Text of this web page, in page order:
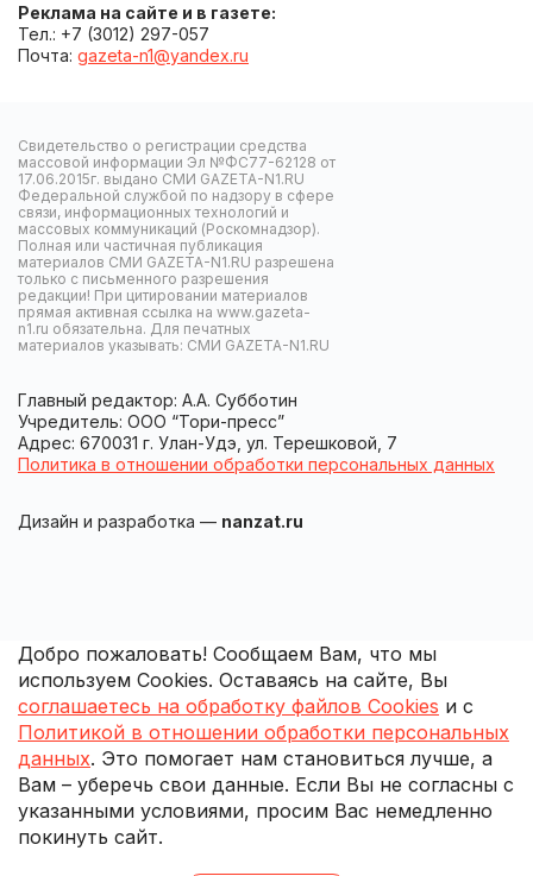
Реклама на сайте и в газете:
Тел.: +7 (3012) 297-057
Почта: gazeta-n1@yandex.ru
Свидетельство о регистрации средства
массовой информации Эл №ФС77-62128 от
17.06.2015г. выдано СМИ GAZETA-N1.RU
Федеральной службой по надзору в сфере
связи, информационных технологий и
массовых коммуникаций (Роскомнадзор).
Полная или частичная публикация
материалов СМИ GAZETA-N1.RU разрешена
только с письменного разрешения
редакции! При цитировании материалов
прямая активная ссылка на www.gazeta-
n1.ru обязательна. Для печатных
материалов указывать: СМИ GAZETA-N1.RU
Главный редактор: А.А. Субботин
Учредитель: ООО “Тори-пресс”
Адрес: 670031 г. Улан-Удэ, ул. Терешковой, 7
Политика в отношении обработки персональных данных
Дизайн и разработка — nanzat.ru
Добро пожаловать! Сообщаем Вам, что мы
используем Cookies. Оставаясь на сайте, Вы
соглашаетесь на обработку файлов Cookies и с
Политикой в отношении обработки персональных
данных. Это помогает нам становиться лучше, а
Вам – уберечь свои данные. Если Вы не согласны с
указанными условиями, просим Вас немедленно
покинуть сайт.